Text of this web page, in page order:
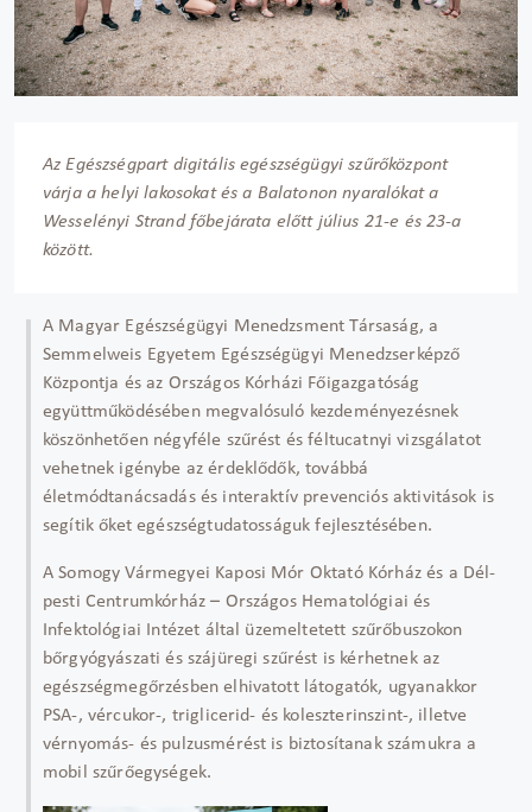
Az Egészségpart digitális egészségügyi szűrőközpont
várja a helyi lakosokat és a Balatonon nyaralókat a
Wesselényi Strand főbejárata előtt július 21-e és 23-a
között.
A Magyar Egészségügyi Menedzsment Társaság, a
Semmelweis Egyetem Egészségügyi Menedzserképző
Központja és az Országos Kórházi Főigazgatóság
együttműködésében megvalósuló kezdeményezésnek
köszönhetően négyféle szűrést és féltucatnyi vizsgálatot
vehetnek igénybe az érdeklődők, továbbá
életmódtanácsadás és interaktív prevenciós aktivitások is
segítik őket egészségtudatosságuk fejlesztésében.
A Somogy Vármegyei Kaposi Mór Oktató Kórház és a Dél-
pesti Centrumkórház – Országos Hematológiai és
Infektológiai Intézet által üzemeltetett szűrőbuszokon
bőrgyógyászati és szájüregi szűrést is kérhetnek az
egészségmegőrzésben elhivatott látogatók, ugyanakkor
PSA-, vércukor-, triglicerid- és koleszterinszint-, illetve
vérnyomás- és pulzusmérést is biztosítanak számukra a
mobil szűrőegységek.